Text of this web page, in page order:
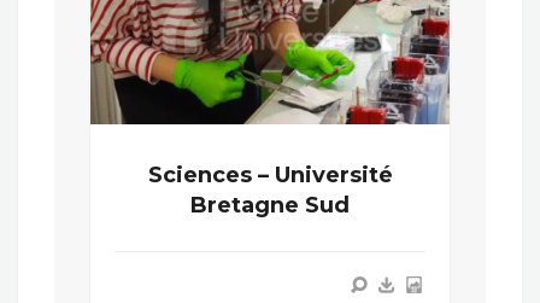
Sciences – Université
Bretagne Sud